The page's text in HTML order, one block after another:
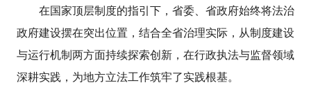
在国家顶层制度的指引下，省委、省政府始终将法治
政府建设摆在突出位置，结合全省治理实际，从制度建设
与运行机制两方面持续探索创新，在行政执法与监督领域
深耕实践，为地方立法工作筑牢了实践根基。